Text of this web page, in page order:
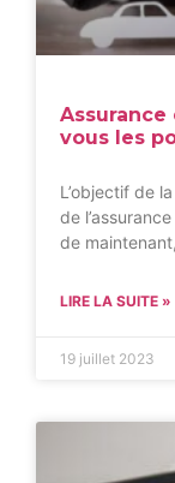
vous les
L’objectif de
de
de
LIRE LA SUITE »
19 juillet 2023